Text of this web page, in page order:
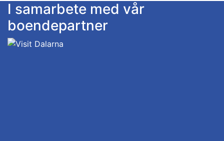
I samarbete med vår
boendepartner